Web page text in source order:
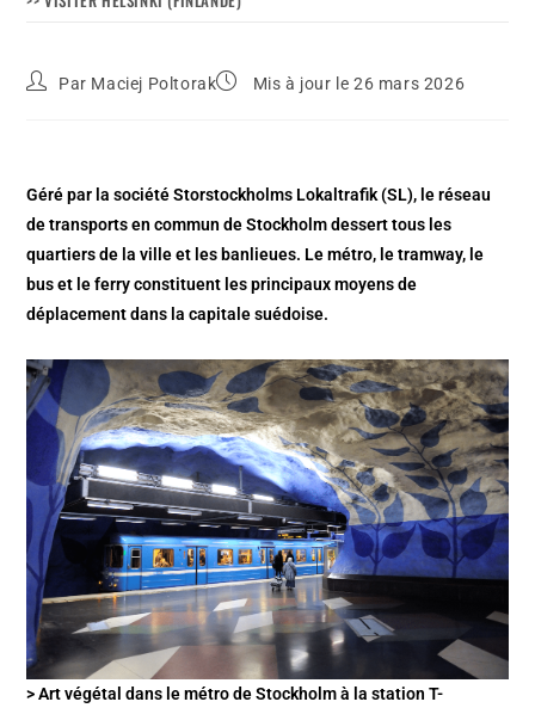
Par Maciej Poltorak Mis à jour le 26 mars 2026
Géré par la société Storstockholms Lokaltrafik (SL), le réseau
de transports en commun de Stockholm dessert tous les
quartiers de la ville et les banlieues. Le métro, le tramway, le
bus et le ferry constituent les principaux moyens de
déplacement dans la capitale suédoise.
> Art végétal dans le métro de Stockholm à la station T-